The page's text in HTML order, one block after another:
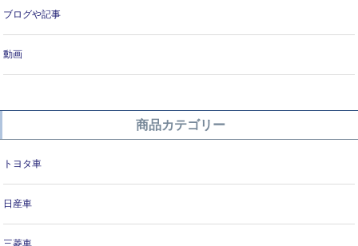
ブログや記事
動画
商品カテゴリー
トヨタ車
日産車
三菱車